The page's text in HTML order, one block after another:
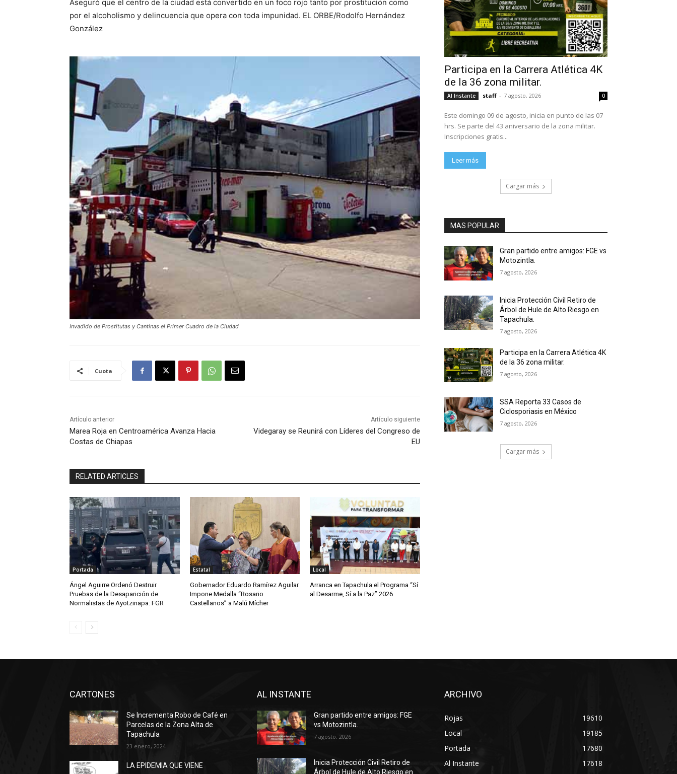
Aseguró que el centro de la ciudad está convertido en un foco rojo tanto por prostitución como
por el alcoholismo y delincuencia que opera con toda impunidad. EL ORBE/Rodolfo Hernández
González
Invadido de Prostitutas y Cantinas el Primer Cuadro de la Ciudad
Cuota
Artículo anterior
Marea Roja en Centroamérica Avanza Hacia
Costas de Chiapas
Artículo siguiente
Videgaray se Reunirá con Líderes del Congreso de
EU
RELATED ARTICLES
Portada
Ángel Aguirre Ordenó Destruir
Pruebas de la Desaparición de
Normalistas de Ayotzinapa: FGR
Estatal
Gobernador Eduardo Ramírez Aguilar
Impone Medalla “Rosario
Castellanos” a Malú Mícher
Local
Arranca en Tapachula el Programa “Sí
al Desarme, Sí a la Paz” 2026
Participa en la Carrera Atlética 4K
de la 36 zona militar.
Al Instante staff - 7 agosto, 2026 0
Este domingo 09 de agosto, inicia en punto de las 07
hrs. Se parte del 43 aniversario de la zona militar.
Inscripciones gratis...
Leer más
Cargar más
MAS POPULAR
Gran partido entre amigos: FGE vs
Motozintla.
7 agosto, 2026
Inicia Protección Civil Retiro de
Árbol de Hule de Alto Riesgo en
Tapachula.
7 agosto, 2026
Participa en la Carrera Atlética 4K
de la 36 zona militar.
7 agosto, 2026
SSA Reporta 33 Casos de
Ciclosporiasis en México
7 agosto, 2026
Cargar más
CARTONES
Se Incrementa Robo de Café en
Parcelas de la Zona Alta de
Tapachula
23 enero, 2024
LA EPIDEMIA QUE VIENE
AL INSTANTE
Gran partido entre amigos: FGE
vs Motozintla.
7 agosto, 2026
Inicia Protección Civil Retiro de
Árbol de Hule de Alto Riesgo en
ARCHIVO
Rojas
19610
Local
19185
Portada
17680
Al Instante
17618